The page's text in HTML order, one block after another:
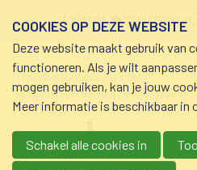
schuldhulp • sociaal krediet •
budgetbeheer • beschermingsbewind
Main navigation
COOKIES OP DEZE WEBSITE
Deze website maakt gebruik van
functioneren. Als je wilt
mogen gebruiken, kan je jouw
Meer informatie is beschikbaar in
Schakel alle cookies in